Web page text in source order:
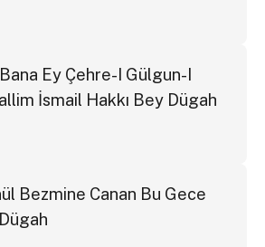
Ey Çehre-I Gülgun-I
İsmail Hakkı Bey Dügah
Bezmine Canan Bu Gece